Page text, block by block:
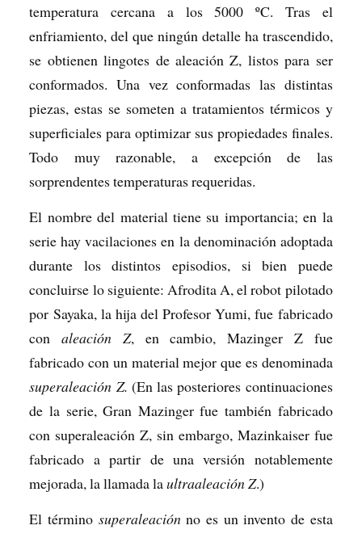
temperatura cercana a los 5000 ºC. Tras el
enfriamiento, del que ningún detalle ha trascendido,
se obtienen lingotes de aleación Z, listos para ser
conformados. Una vez conformadas las distintas
piezas, estas se someten a tratamientos térmicos y
superficiales para optimizar sus propiedades finales.
Todo muy razonable, a excepción de las
sorprendentes temperaturas requeridas.
El nombre del material tiene su importancia; en la
serie hay vacilaciones en la denominación adoptada
durante los distintos episodios, si bien puede
concluirse lo siguiente: Afrodita A, el robot pilotado
por Sayaka, la hija del Profesor Yumi, fue fabricado
conaleación Z, en cambio, Mazinger Z fue
fabricado con un material mejor que es denominada
superaleación Z. (En las posteriores continuaciones
de la serie, Gran Mazinger fue también fabricado
con superaleación Z, sin embargo, Mazinkaiser fue
fabricado a partir de una versión notablemente
mejorada, la llamada laultraaleación Z.)
El término superaleaciónno es un invento de esta